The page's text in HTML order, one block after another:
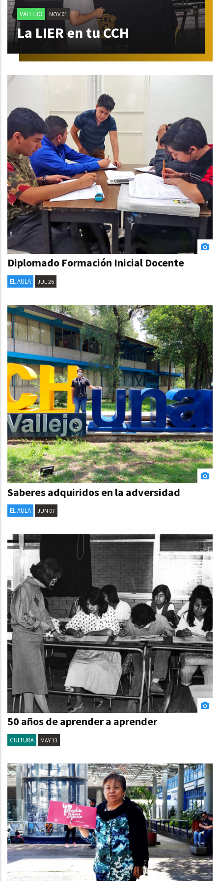
VALLEJO NOV 01
La LIER en tu CCH
Diplomado Formación Inicial Docente
EL AULA JUL 26
Saberes adquiridos en la adversidad
EL AULA JUN 07
50 años de aprender a aprender
CULTURA MAY 13